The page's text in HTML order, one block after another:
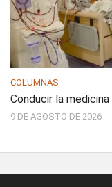
COLUMNAS
Conducir la medicina
9 DE AGOSTO DE 2026